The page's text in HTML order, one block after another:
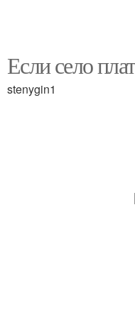
Если село
stenygin1